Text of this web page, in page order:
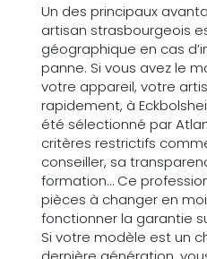
Un des principaux
artisan strasbourgeois
géographique en cas
panne. Si vous avez le
votre appareil, votre
rapidement, à
été sélectionné par
critères restrictifs
conseiller, sa
formation… Ce
pièces à changer en
fonctionner la garantie
Si votre modèle est un